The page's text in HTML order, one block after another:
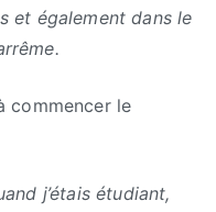
et également dans le
commencer le
j’étais étudiant,